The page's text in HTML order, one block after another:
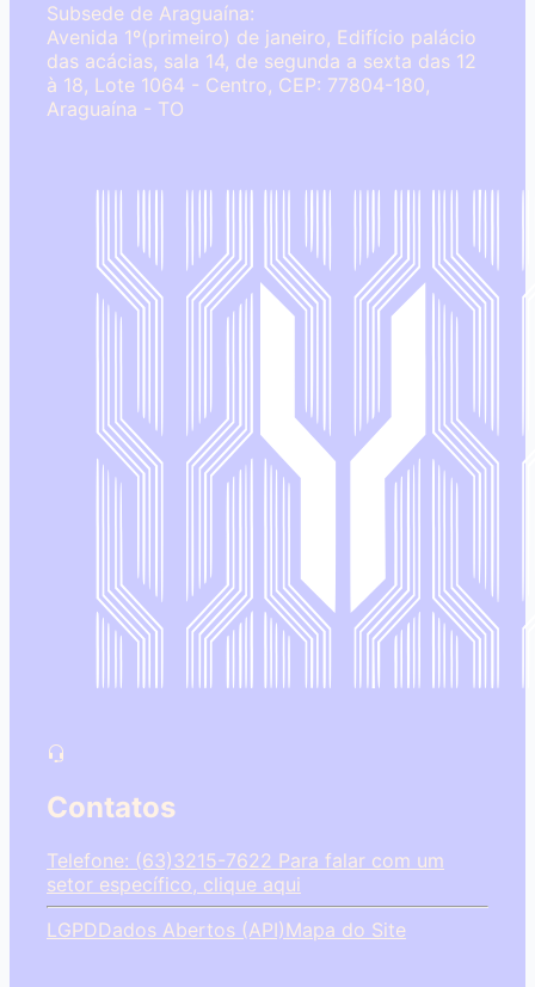
Subsede de Araguaína:
Avenida 1º(primeiro) de janeiro, Edifício palácio
das acácias, sala 14, de segunda a sexta das 12
à 18, Lote 1064 - Centro, CEP: 77804-180,
Araguaína - TO
Contatos
Telefone: (63)3215-7622 Para falar com um
setor específico, clique aqui
LGPDDados Abertos (API)Mapa do Site